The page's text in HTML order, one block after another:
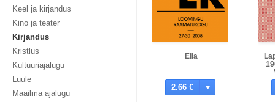
Keel ja kirjandus
Kino ja teater
Kirjandus
Kristlus
Kultuuriajalugu
Luule
Maailma ajalugu
Ella
2.66 €